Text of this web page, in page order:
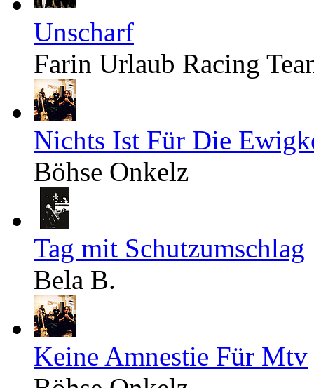
Unscharf
Farin Urlaub Racing
Nichts Ist Für Die
Böhse Onkelz
Tag mit Schutzumschlag
Bela B.
Keine Amnestie Für Mtv